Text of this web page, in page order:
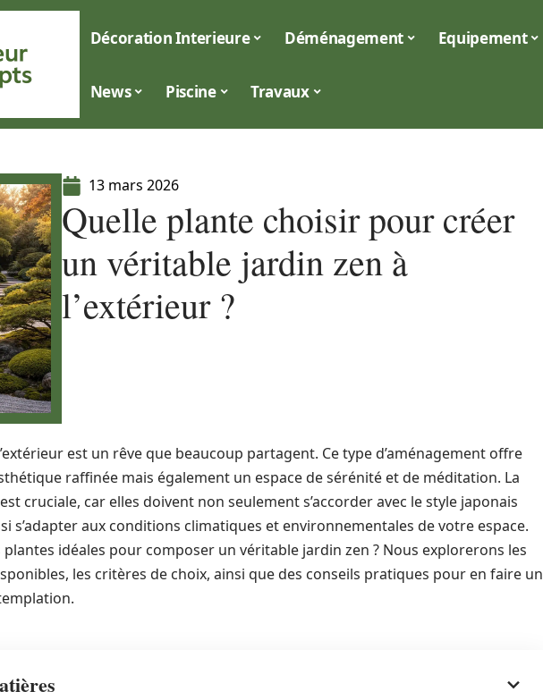
Décoration Interieure Déménagement Equipement
News Piscine Travaux
13 mars 2026
Quelle plante choisir pour créer
un véritable jardin zen à
l’extérieur ?
est un rêve que beaucoup partagent. Ce type d’aménagement offre
raffinée mais également un espace de sérénité et de méditation. La
cruciale, car elles doivent non seulement s’accorder avec le style japonais
s’adapter aux conditions climatiques et environnementales de votre espace.
idéales pour composer un véritable jardin zen ? Nous explorerons les
les critères de choix, ainsi que des conseils pratiques pour en faire un